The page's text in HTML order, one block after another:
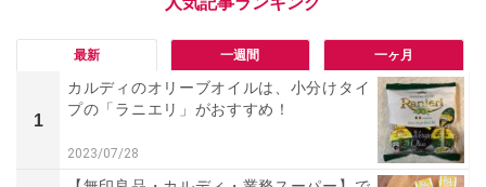
最新 一週間 一ヶ月
1
カルディのオリーブオイルは、小分けタイ
プの「ラニエリ」がおすすめ！
2023/07/28